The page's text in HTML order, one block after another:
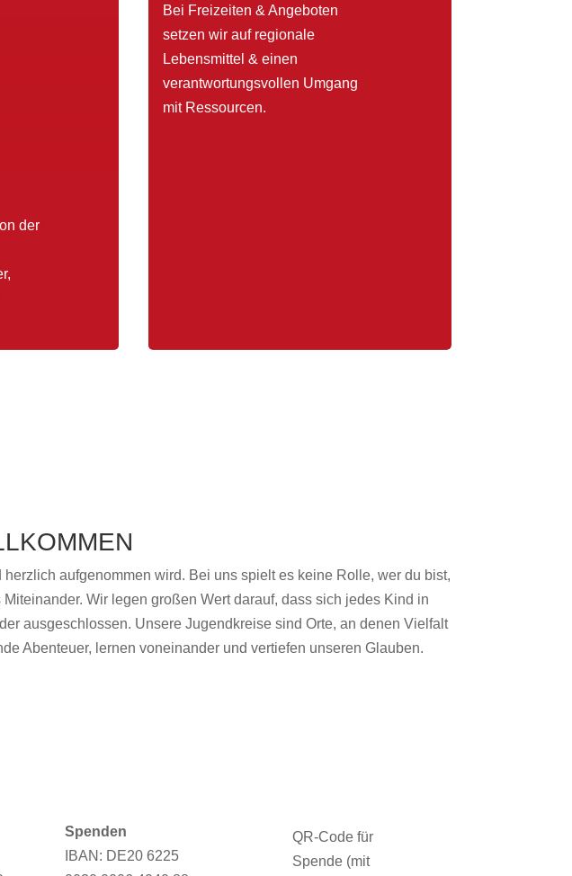
der
Bei Freizeiten & Angeboten
setzen wir auf regionale
Lebensmittel & einen
verantwortungsvollen Umgang
mit Ressourcen.
aufgenommen wird. Bei uns spielt es keine Rolle, wer du bist,
Wir legen großen Wert darauf, dass sich jedes Kind in
ausgeschlossen. Unsere Jugendkreise sind Orte, an denen Vielfalt
Abenteuer, lernen voneinander und vertiefen unseren Glauben.
Spenden
IBAN: DE20 6225
QR-Code für
Spende (mit